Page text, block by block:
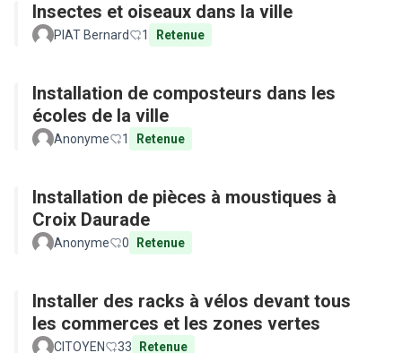
Insectes et oiseaux dans la ville
PIAT Bernard 1 Retenue
Installation de composteurs dans les
écoles de la ville
Anonyme 1 Retenue
Installation de pièces à moustiques à
Croix Daurade
Anonyme 0 Retenue
Installer des racks à vélos devant tous
les commerces et les zones vertes
CITOYEN 33 Retenue